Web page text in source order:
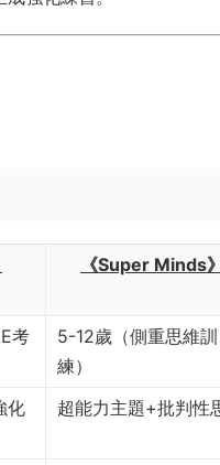
《Super Minds》​
考
5-12歲（側重思維訓
練）
化 超能力主題+批判性